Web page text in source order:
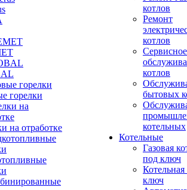
горелки
на отработке
котлов
Ремонт
котлов
Сервисное
котлов
бытовых
котельных
Котельные
Газовая
под ключ
ключ